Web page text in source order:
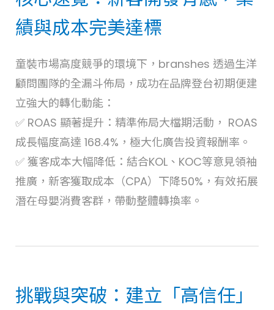
績與成本完美達標
童裝市場高度競爭的環境下，branshes 透過生洋
顧問團隊的全漏斗佈局，成功在品牌登台初期便建
立強大的轉化動能：
✅ ROAS 顯著提升：精準佈局大檔期活動， ROAS
成長幅度高達 168.4%，極大化廣告投資報酬率。
✅ 獲客成本大幅降低：結合KOL、KOC等意見領袖
推廣，新客獲取成本（CPA）下降50%，有效拓展
潛在母嬰消費客群，帶動整體轉換率。
挑戰與突破：建立「高信任」